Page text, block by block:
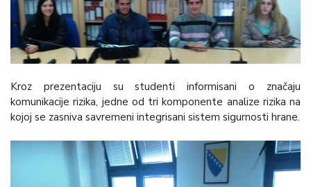
Kroz prezentaciju su studenti informisani o značaju
komunikacije rizika, jedne od tri komponente analize rizika na
kojoj se zasniva savremeni integrisani sistem sigurnosti hrane.